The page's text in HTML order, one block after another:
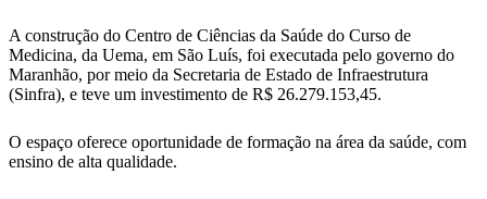
A construção do Centro de Ciências da Saúde do Curso de
Medicina, da Uema, em São Luís, foi executada pelo governo do
Maranhão, por meio da Secretaria de Estado de Infraestrutura
(Sinfra), e teve um investimento de R$ 26.279.153,45.
O espaço oferece oportunidade de formação na área da saúde, com
ensino de alta qualidade.